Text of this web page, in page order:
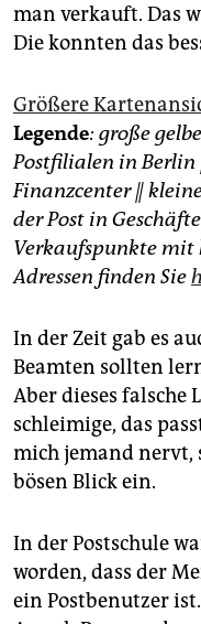
man verkauft. Das
Die konnten das
Größere
Legende: große
Postfilialen in Berlin
Finanzcenter ||
der Post in
Verkaufspunkte mit
Adressen finden Sie
In der Zeit gab es
Beamten sollten
Aber dieses falsche
schleimige, das
mich jemand nervt,
bösen Blick ein.
In der Postschule
worden, dass der
ein Postbenutzer